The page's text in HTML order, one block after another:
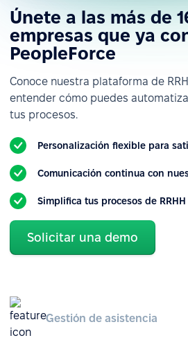
Únete a las más de
empresas que ya
PeopleForce
Conoce nuestra plataforma de
entender cómo puedes
tus procesos.
Personalización flexible para
Comunicación continua con
Simplifica tus procesos de
Solicitar una demo
Gestión de asistencia